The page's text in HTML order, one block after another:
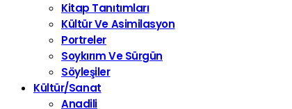
Kitap Tanıtımları
Kültür Ve Asimilasyon
Portreler
Soykırım Ve Sürgün
Söyleşiler
Kültür/Sanat
Anadili